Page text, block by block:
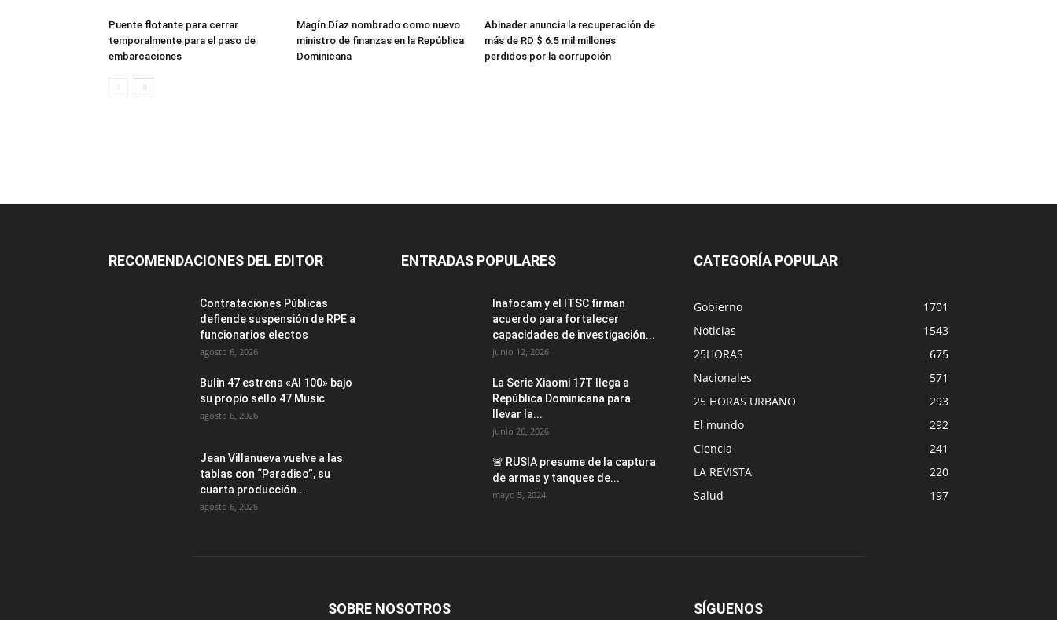
Puente flotante para cerrar
temporalmente para el paso de
embarcaciones
Magín Díaz nombrado como nuevo
ministro de finanzas en la República
Dominicana
Abinader anuncia la recuperación de
más de RD $ 6.5 mil millones
perdidos por la corrupción
RECOMENDACIONES DEL EDITOR
Contrataciones Públicas
defiende suspensión de RPE a
funcionarios electos
agosto 6, 2026
Bulin 47 estrena «Al 100» bajo
su propio sello 47 Music
agosto 6, 2026
Jean Villanueva vuelve a las
tablas con “Paradiso”, su
cuarta producción...
agosto 6, 2026
ENTRADAS POPULARES
Inafocam y el ITSC firman
acuerdo para fortalecer
capacidades de investigación...
junio 12, 2026
La Serie Xiaomi 17T llega a
República Dominicana para
llevar la...
junio 26, 2026
🚨 RUSIA presume de la captura
de armas y tanques de...
mayo 5, 2024
CATEGORÍA POPULAR
Gobierno
1701
Noticias
1543
25HORAS
675
Nacionales
571
25 HORAS URBANO
293
El mundo
292
Ciencia
241
LA REVISTA
220
Salud
197
SOBRE NOSOTROS SÍGUENOS